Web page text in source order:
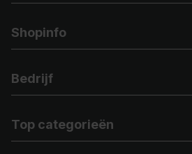
Shopinfo
Bedrijf
Top categorieën